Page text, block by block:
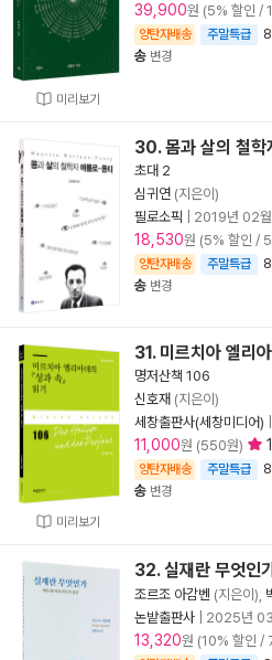
미리보기
39,900원 (5% 할인 /
양탄자배송 주말특급
송 변경
30. 몸과 살의 철학
초대 2
심귀연 (지은이)
필로소픽
2019년 02월
18,530원 (5% 할인 /
양탄자배송 주말특급
송 변경
미리보기
31. 미르치아 엘리아
명저산책 106
신호재 (지은이)
세창출판사(세창미디어)
11,000원 (550원)
양탄자배송 주말특급
송 변경
32. 실재란 무엇인
조르조 아감벤 (지은이),
논밭출판사
2025년
13,320원 (10% 할인 /